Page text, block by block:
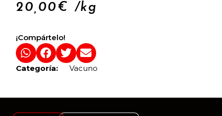
20,00 € /kg
¡Compártelo!
Categoría: Vacuno